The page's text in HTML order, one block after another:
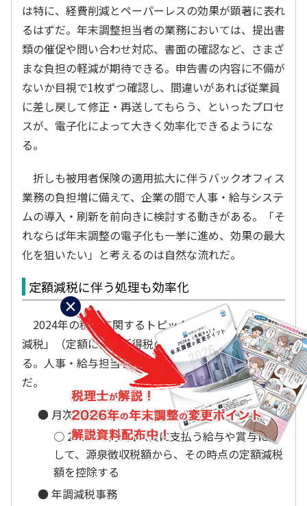
×
は特に、経費削減とペーパーレスの効果が顕著に表れ
るはずだ。年末調整担当者の業務においては、提出書
類の催促や問い合わせ対応、書面の確認など、さまざ
まな負担の軽減が期待できる。申告書の内容に不備が
ないか目視で1枚ずつ確認し、間違いがあれば従業員
に差し戻して修正・再送してもらう、といったプロセ
スが、電子化によって大きく効率化できるようにな
る。
折しも被用者保険の適用拡大に伴うバックオフィス
業務の負担増に備えて、企業の間で人事・給与システ
ムの導入・刷新を前向きに検討する動きがある。「そ
れならば年末調整の電子化も一挙に進め、効果の最大
化を狙いたい」と考えるのは自然な流れだ。
定額減税に伴う処理も効率化
2024年の税制に関するトピックとしては、「定額
減税」（定額による所得税の特別控除）が挙げられ
る。人事・給与担当者に発生する業務は以下の2つ
だ。
● 月次減税事務
○ 2024年6月1日以後に支払う給与や賞与に対
して、源泉徴収税額から、その時点の定額減税
額を控除する
● 年調減税事務